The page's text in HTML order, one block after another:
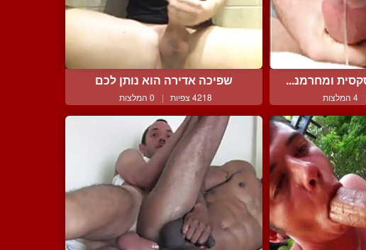
ומחרמנ...
4 המלצות
שפיכה אדירה הוא נותן לכם
4218 צפיות | 0 המלצות